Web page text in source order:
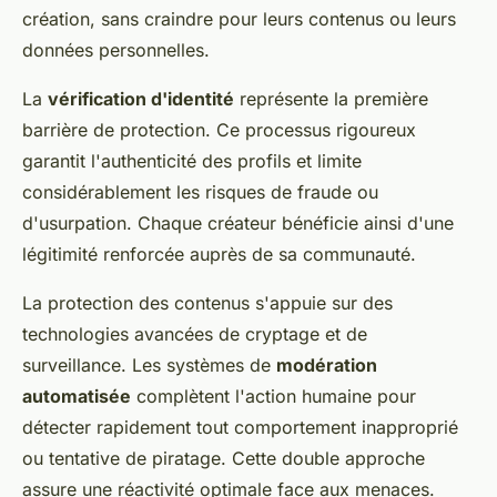
création, sans craindre pour leurs contenus ou leurs
données personnelles.
La vérification d'identité représente la première
barrière de protection. Ce processus rigoureux
garantit l'authenticité des profils et limite
considérablement les risques de fraude ou
d'usurpation. Chaque créateur bénéficie ainsi d'une
légitimité renforcée auprès de sa communauté.
La protection des contenus s'appuie sur des
technologies avancées de cryptage et de
surveillance. Les systèmes de modération
automatisée complètent l'action humaine pour
détecter rapidement tout comportement inapproprié
ou tentative de piratage. Cette double approche
assure une réactivité optimale face aux menaces.